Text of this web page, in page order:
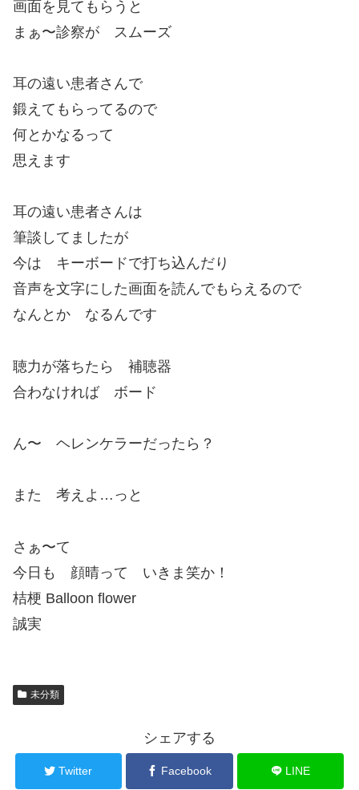
画面を見てもらうと
まぁ〜診察が スムーズ
耳の遠い患者さんで
鍛えてもらってるので
何とかなるって
思えます
耳の遠い患者さんは
筆談してましたが
今は キーボードで打ち込んだり
音声を文字にした画面を読んでもらえるので
なんとか なるんです
聴力が落ちたら 補聴器
合わなければ ボード
ん〜 ヘレンケラーだったら？
また 考えよ…っと
さぁ〜て
今日も 顔晴って いきま笑か！
桔梗 Balloon flower
誠実
未分類
シェアする
Twitter Facebook LINE